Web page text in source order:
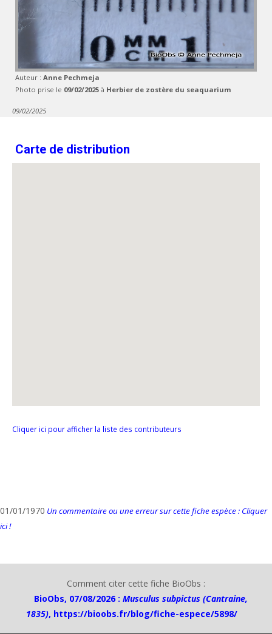
Auteur : Anne Pechmeja
Photo prise le 09/02/2025 à Herbier de zostère du seaquarium
09/02/2025
Carte de distribution
Cliquer ici pour afficher la liste des contributeurs
01/01/1970 Un commentaire ou une erreur sur cette fiche espèce : Cliquer
ici !
Comment citer cette fiche BioObs :
BioObs, 07/08/2026 : Musculus subpictus (Cantraine,
1835), https://bioobs.fr/blog/fiche-espece/5898/